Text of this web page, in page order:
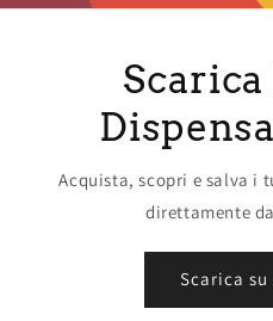
Acquista, scopri e salva i
direttamente
Scarica su